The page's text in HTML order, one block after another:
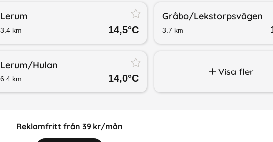
Lerum
3.4 km 14,5°C
Gråbo/​Lekstorpsvägen
3.7 km
Lerum/​Hulan
6.4 km 14,0°C
Visa fler
Reklamfritt från 39 kr/mån